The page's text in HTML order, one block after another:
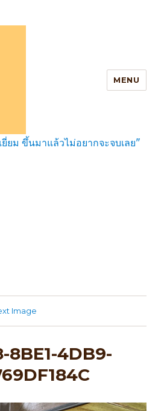
Private Party Cruises
MENU
ยม ขึ้นมาแล้วไม่อยากจะจบเลย"
Image
8BE1-4DB9-